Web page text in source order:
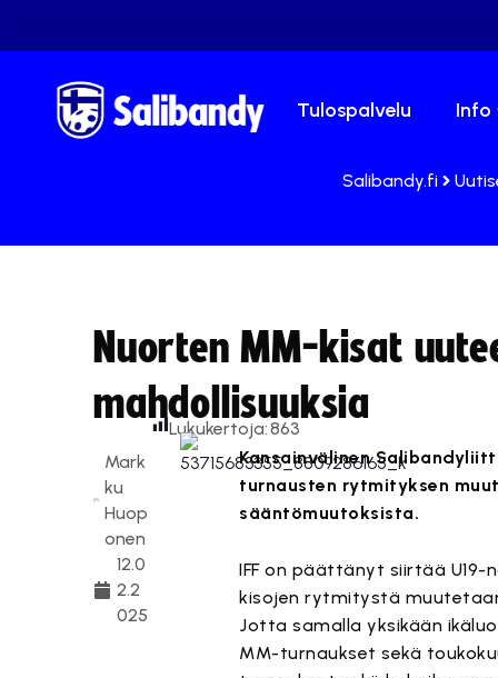
Tulospalvelu Info
Salibandy.fi
Nuorten MM-kisat
mahdollisuuksia
Mark
ku
Huop
onen
12.0
2.2
025
Lukukertoja:863
Kansainvälinen
turnausten rytmityksen
sääntömuutoksista.
IFF on päättänyt siirtää U19-
kisojen rytmitystä
Jotta samalla yksikään
MM-turnaukset sekä